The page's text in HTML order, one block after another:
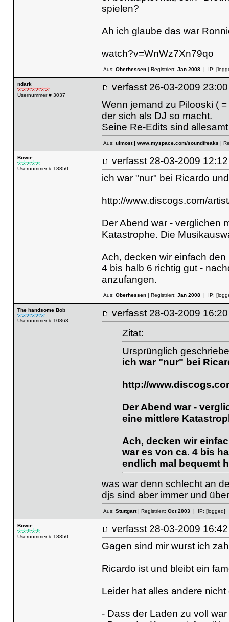
spielen?
Ah ich glaube das war
watch?v=WnWz7Xn79qo
Aus: Oberhessen| Registriert: Jan 2008| IP:
ndark
Usernummer # 3037
verfasst 26-03-2009
Wenn jemand zu Pilooski (
der sich als DJ so macht.
Seine Re-Edits sind
Aus: ulmost | www.myspace.com/soundfreaks |
Bowie
Usernummer # 18850
verfasst 28-03-2009
ich war "nur" bei Ricardo
http://www.discogs.com/
Der Abend war - verglichen
Katastrophe. Die
Ach, decken wir einfach
4 bis halb 6 richtig gut -
anzufangen.
Aus: Oberhessen| Registriert: Jan 2008| IP:
The handsome Bob
Usernummer # 10863
verfasst 28-03-2009
Zitat:
Ursprünglich
ich war "nur" bei
http://
Der Abend war -
eine mittlere
Ach, decken wir
war es von ca. 4 bis
endlich mal bequemt
was war denn schlecht an
djs sind aber immer und
Aus: Stuttgart| Registriert: Oct 2003| IP: [logged]
Bowie
Usernummer # 18850
verfasst 28-03-2009
Gagen sind mir wurst ich
Ricardo ist und bleibt ein
Leider hat alles andere nicht
- Dass der Laden zu voll war